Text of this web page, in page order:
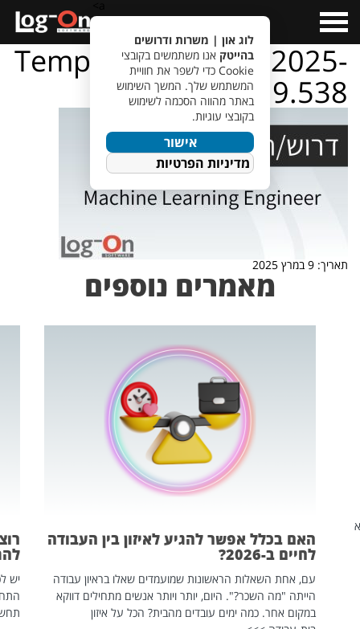
Menu
TempletJobsWeb – 2025-
03-09T141519.538
תאריך: 9 במרץ 2025
מאמרים נוספים
האם בכלל אפשר להגיע לאיזון בין העבודה
לחיים ב-2026?
עם, אחת השאלות הראשונות שמועמדים שאלו בראיון עבודה
הייתה "מה השכר?". היום, יותר ויותר אנשים מתחילים דווקא
במקום אחר. כמה ימים עובדים מהבית? הכל על איזון
יש
לוג און | משרות ודרושים
בהייטק אנו משתמשים בקובצי
Cookie כדי לשפר את חוויית
המשתמש שלך. המשך השימוש
באתר מהווה הסכמה לשימוש
בקובצי עוגיות.
אישור
מדיניות הפרטיות